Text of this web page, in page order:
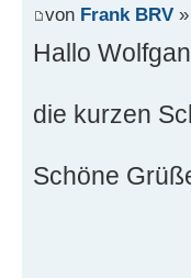
von Frank BRV
Hallo
die kurzen
Schöne